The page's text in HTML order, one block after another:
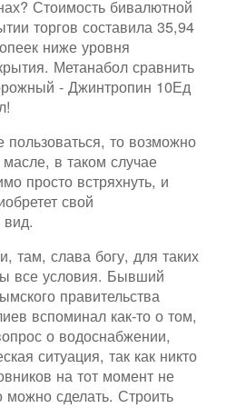
Стоимость бивалютной
торгов составила 35,94
ниже уровня
Метанабол сравнить
- Джинтропин 10Ед
пользоваться, то возможно
в таком случае
просто встряхнуть, и
свой
там, слава богу, для таких
все условия. Бывший
правительства
вспоминал как-то о том,
о водоснабжении,
ситуация, так как никто
на тот момент не
можно сделать. Строить